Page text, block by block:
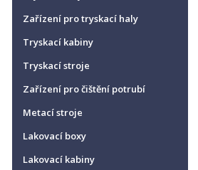
Zařízení pro tryskací haly
Tryskací kabiny
Tryskací stroje
Zařízení pro čištění potrubí
Metací stroje
Lakovací boxy
Lakovací kabiny